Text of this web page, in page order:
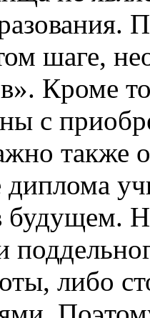
шаге,
Кроме
с
также
диплома
будущем.
либо